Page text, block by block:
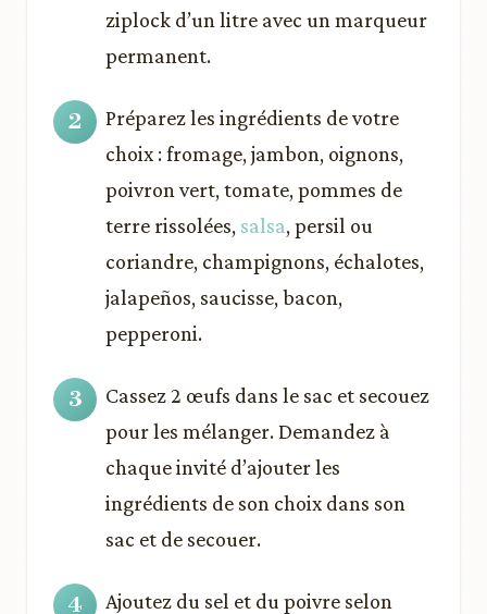
ziplock d’un litre avec un marqueur
permanent.
Préparez les ingrédients de votre
choix : fromage, jambon, oignons,
poivron vert, tomate, pommes de
terre rissolées, salsa, persil ou
coriandre, champignons, échalotes,
jalapeños, saucisse, bacon,
pepperoni.
Cassez 2 œufs dans le sac et secouez
pour les mélanger. Demandez à
chaque invité d’ajouter les
ingrédients de son choix dans son
sac et de secouer.
Ajoutez du sel et du poivre selon